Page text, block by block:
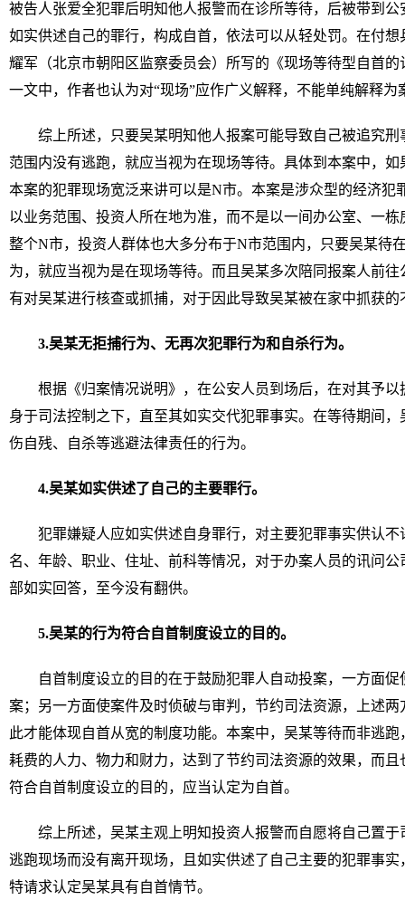
被告人张爱全犯罪后明知他人报警而在诊所等待，后被带到
如实供述自己的罪行，构成自首，依法可以从轻处罚。在付
耀军（北京市朝阳区监察委员会）所写的《现场等待型自首的
一文中，作者也认为对“现场”应作广义解释，不能单纯解释为
综上所述，只要吴某明知他人报案可能导致自己被追究
范围内没有逃跑，就应当视为在现场等待。具体到本案中，
本案的犯罪现场宽泛来讲可以是N市。本案是涉众型的经济犯
以业务范围、投资人所在地为准，而不是以一间办公室、一
整个N市，投资人群体也大多分布于N市范围内，只要吴某待
为，就应当视为是在现场等待。而且吴某多次陪同报案人前
有对吴某进行核查或抓捕，对于因此导致吴某被在家中抓获
3.吴某无拒捕行为、无再次犯罪行为和自杀行为。
根据《归案情况说明》，在公安人员到场后，在对其予
身于司法控制之下，直至其如实交代犯罪事实。在等待期间
伤自残、自杀等逃避法律责任的行为。
4.吴某如实供述了自己的主要罪行。
犯罪嫌疑人应如实供述自身罪行，对主要犯罪事实供认
名、年龄、职业、住址、前科等情况，对于办案人员的讯问
部如实回答，至今没有翻供。
5.吴某的行为符合自首制度设立的目的。
自首制度设立的目的在于鼓励犯罪人自动投案，一方面
案；另一方面使案件及时侦破与审判，节约司法资源，上述
此才能体现自首从宽的制度功能。本案中，吴某等待而非逃
耗费的人力、物力和财力，达到了节约司法资源的效果，而
符合自首制度设立的目的，应当认定为自首。
综上所述，吴某主观上明知投资人报警而自愿将自己置
逃跑现场而没有离开现场，且如实供述了自己主要的犯罪事
特请求认定吴某具有自首情节。